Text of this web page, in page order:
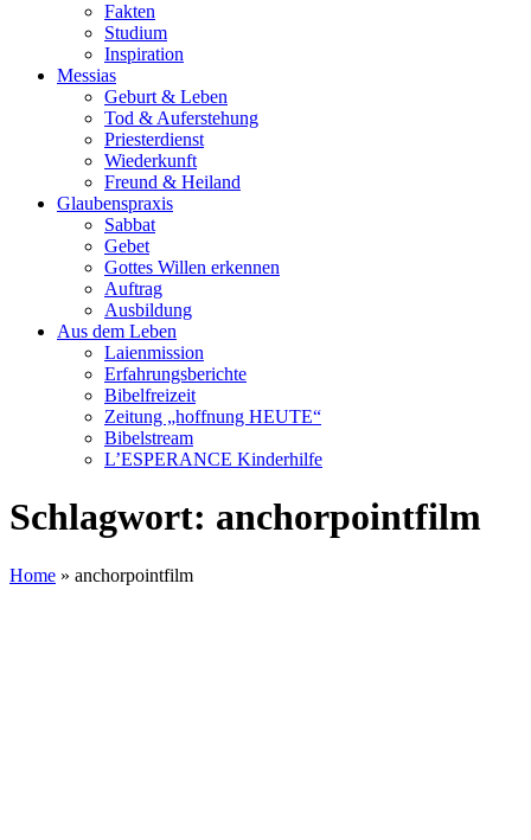
Fakten
Studium
Inspiration
Messias
Geburt & Leben
Tod & Auferstehung
Priesterdienst
Wiederkunft
Freund & Heiland
Glaubenspraxis
Sabbat
Gebet
Gottes Willen erkennen
Auftrag
Ausbildung
Aus dem Leben
Laienmission
Erfahrungsberichte
Bibelfreizeit
Zeitung „hoffnung HEUTE“
Bibelstream
L’ESPERANCE Kinderhilfe
Schlagwort: anchorpointfilm
Home » anchorpointfilm